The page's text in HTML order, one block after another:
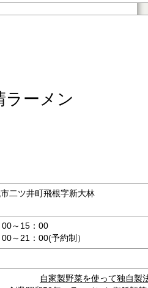
ラーメン
二ツ井町飛根字新大林
00～15：00
～21：00(予約制）
自家製野菜を使って独自製